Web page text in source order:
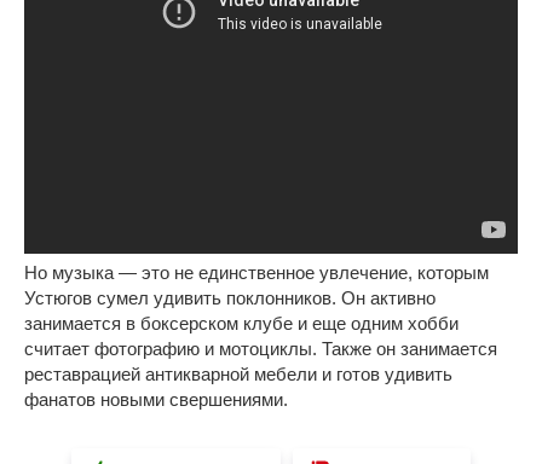
Но музыка — это не единственное увлечение, которым
Устюгов сумел удивить поклонников. Он активно
занимается в боксерском клубе и еще одним хобби
считает фотографию и мотоциклы. Также он занимается
реставрацией антикварной мебели и готов удивить
фанатов новыми свершениями.